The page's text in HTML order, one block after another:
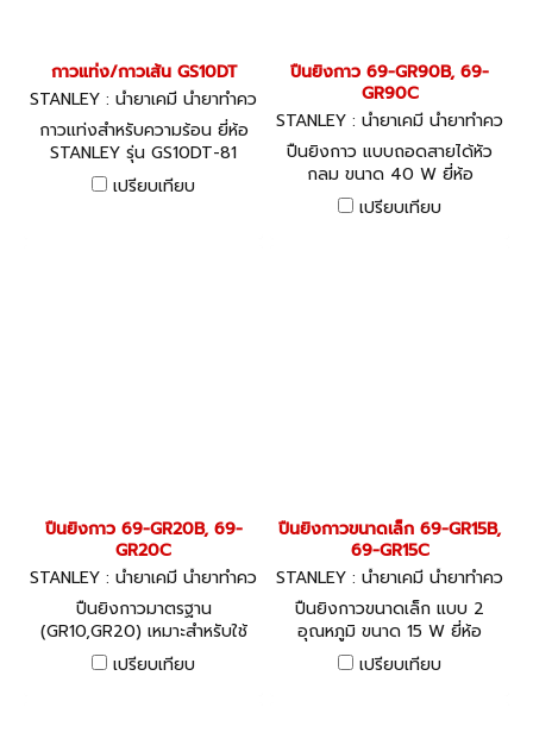
กาวแท่ง/กาวเส้น GS10DT
STANLEY : น้ำยาเคมี น้ำยาทำคว
ามสะอาด ซิลิโคน
กาวแท่งสำหรับความร้อน ยี่ห้อ
STANLEY รุ่น GS10DT-81
ขนาด 7 x 100 มม.
เปรียบเทียบ
ปืนยิงกาว 69-GR90B, 69-
GR90C
STANLEY : น้ำยาเคมี น้ำยาทำคว
ามสะอาด ซิลิโคน
ปืนยิงกาว แบบถอดสายได้หัว
กลม ขนาด 40 W ยี่ห้อ
STANLEY ปืนยิงกาวชนิดถอด
สายได้ (GR90) สามารถใช้งาน
เปรียบเทียบ
ปืนยิงกาว 69-GR20B, 69-
GR20C
STANLEY : น้ำยาเคมี น้ำยาทำคว
ามสะอาด ซิลิโคน
ปืนยิงกาวมาตรฐาน
(GR10,GR20) เหมาะสำหรับใช้
งานทั่วไป เช่น งานประดิษฐ์ งาน
ฝีมือ รวมไปถึงงานในการผลิต
เปรียบเทียบ
ปืนยิงกาวขนาดเล็ก 69-GR15B,
69-GR15C
STANLEY : น้ำยาเคมี น้ำยาทำคว
ามสะอาด ซิลิโคน
ปืนยิงกาวขนาดเล็ก แบบ 2
อุณหภูมิ ขนาด 15 W ยี่ห้อ
STANLEY
เปรียบเทียบ